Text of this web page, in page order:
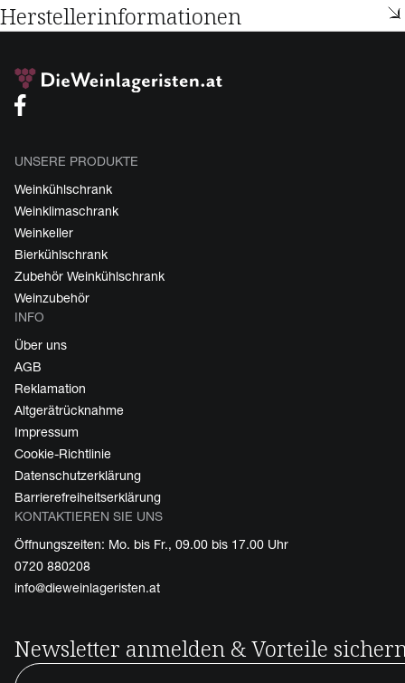
Herstellerinformationen
UNSERE PRODUKTE
Weinkühlschrank
Weinklimaschrank
Weinkeller
Bierkühlschrank
Zubehör Weinkühlschrank
Weinzubehör
INFO
Über uns
AGB
Reklamation
Altgerätrücknahme
Impressum
Cookie-Richtlinie
Datenschutzerklärung
Barrierefreiheitserklärung
KONTAKTIEREN SIE UNS
Öffnungszeiten: Mo. bis Fr., 09.00 bis 17.00 Uhr
0720 880208
info@dieweinlageristen.at
Newsletter anmelden & Vorteile